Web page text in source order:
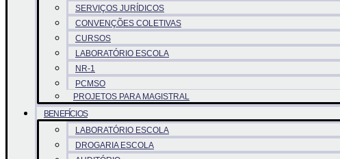
SERVIÇOS JURÍDICOS
CONVENÇÕES COLETIVAS
CURSOS
LABORATÓRIO ESCOLA
NR-1
PCMSO
PROJETOS PARA MAGISTRAL
BENEFÍCIOS
LABORATÓRIO ESCOLA
DROGARIA ESCOLA